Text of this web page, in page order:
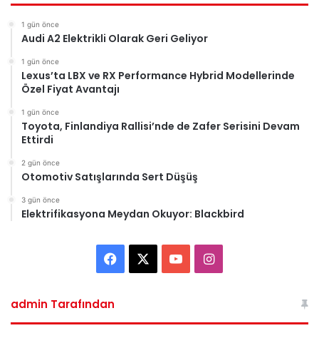
1 gün önce
Audi A2 Elektrikli Olarak Geri Geliyor
1 gün önce
Lexus’ta LBX ve RX Performance Hybrid Modellerinde
Özel Fiyat Avantajı
1 gün önce
Toyota, Finlandiya Rallisi’nde de Zafer Serisini Devam
Ettirdi
2 gün önce
Otomotiv Satışlarında Sert Düşüş
3 gün önce
Elektrifikasyona Meydan Okuyor: Blackbird
Facebook YouTubeInstagram
admin Tarafından